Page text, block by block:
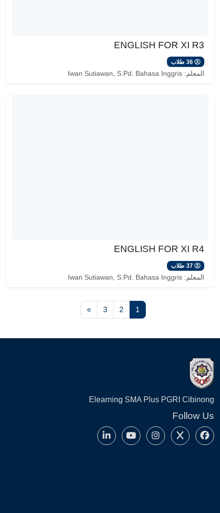
ENGLISH FOR XI R3
36 طلاب
المعلم: Iwan Sutiawan, S.Pd. Bahasa Inggris
ENGLISH FOR XI R4
37 طلاب
المعلم: Iwan Sutiawan, S.Pd. Bahasa Inggris
1 صفحة 1
2 صفحة 2
3صفحة 3
»الصفحة التالية
Elearning SMA Plus PGRI Cibinong
Follow Us